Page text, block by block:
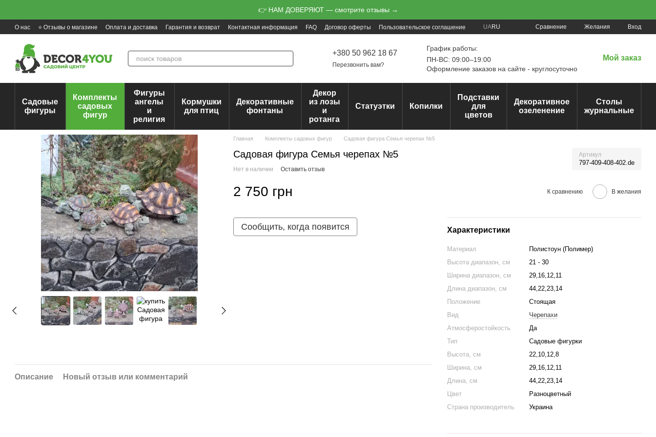
👉 НАМ ДОВЕРЯЮТ — смотрите отзывы →
О нас ⭐ Отзывы о магазине Оплата и доставка Гарантия и возврат Контактная информация FAQ Договор оферты Пользовательское соглашение UARU Сравнение Желания Вход
+380 50 962 18 67
Перезвонить вам?
График работы:
ПН-ВС: 09:00–19:00
Оформление заказов на сайте - круглосуточно
Мой заказ
Садовые
фигуры
Комплекты
садовых
фигур
Фигуры
ангелы
и
религия
Кормушки
для птиц
Декоративные
фонтаны
Декор
из лозы
и
ротанга
Статуэтки Копилки
Подставки
для
цветов
Декоративное
озеленение
Столы
журнальные
Главная Комплекты садовых фигур Садовая фигура Семья черепах №5
Садовая фигура Семья черепах №5 Артикул
797-409-408-402.de
Нет в наличии Оставить отзыв
2 750 грн К сравнению В желания
Сообщить, когда появится Характеристики
Материал
Полистоун (Полимер)
Высота диапазон, см
21 - 30
Ширина диапазон, см
29,16,12,11
Длина диапазон, см
44,22,23,14
Положение
Стоящая
Вид
Черепахи
Атмосферостойкость
Да
Тип
Садовые фигурки
Высота, см
22,10,12,8
Ширина, см
29,16,12,11
Длина, см
44,22,23,14
Цвет
Разноцветный
Страна производитель
Украина
Описание Новый отзыв или комментарий